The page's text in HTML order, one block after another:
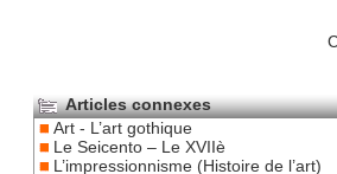
Articles connexes
Art - L’art gothique
Le Seicento – Le XVIIè
L’impressionnisme (Histoire de l’art)